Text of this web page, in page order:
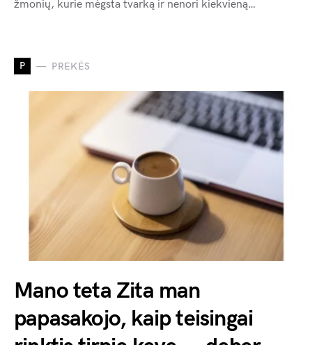
žmonių, kurie mėgsta tvarką ir nenori kiekvieną…
P PREKĖS
Mano teta Zita man
papasakojo, kaip teisingai